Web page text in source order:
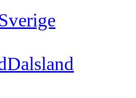
Dalsland